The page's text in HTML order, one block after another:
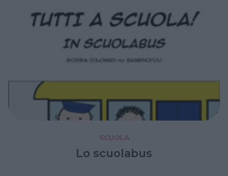
SCUOLA
Lo scuolabus